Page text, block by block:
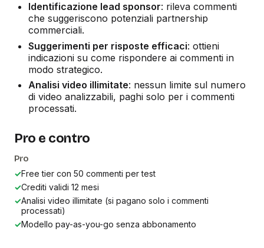
Identificazione lead sponsor: rileva commenti
che suggeriscono potenziali partnership
commerciali.
Suggerimenti per risposte efficaci: ottieni
indicazioni su come rispondere ai commenti in
modo strategico.
Analisi video illimitate: nessun limite sul numero
di video analizzabili, paghi solo per i commenti
processati.
Pro e contro
Pro
✓Free tier con 50 commenti per test
✓Crediti validi 12 mesi
✓Analisi video illimitate (si pagano solo i commenti
processati)
✓Modello pay-as-you-go senza abbonamento